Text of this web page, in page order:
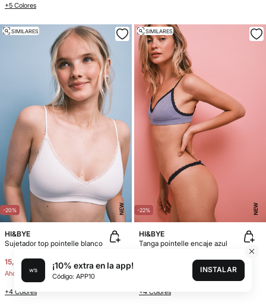
+5 Colores
-20% NEW
SIMILARES
HI&BYE
Sujetador top pointelle blanco
15,99 € 19,99 €
Ahorras 4,00 €
+4 Colores
-22% NEW
SIMILARES
HI&BYE
Tanga pointelle encaje azul
+4 Colores
¡10% extra en la app!
Código: APP10
INSTALAR